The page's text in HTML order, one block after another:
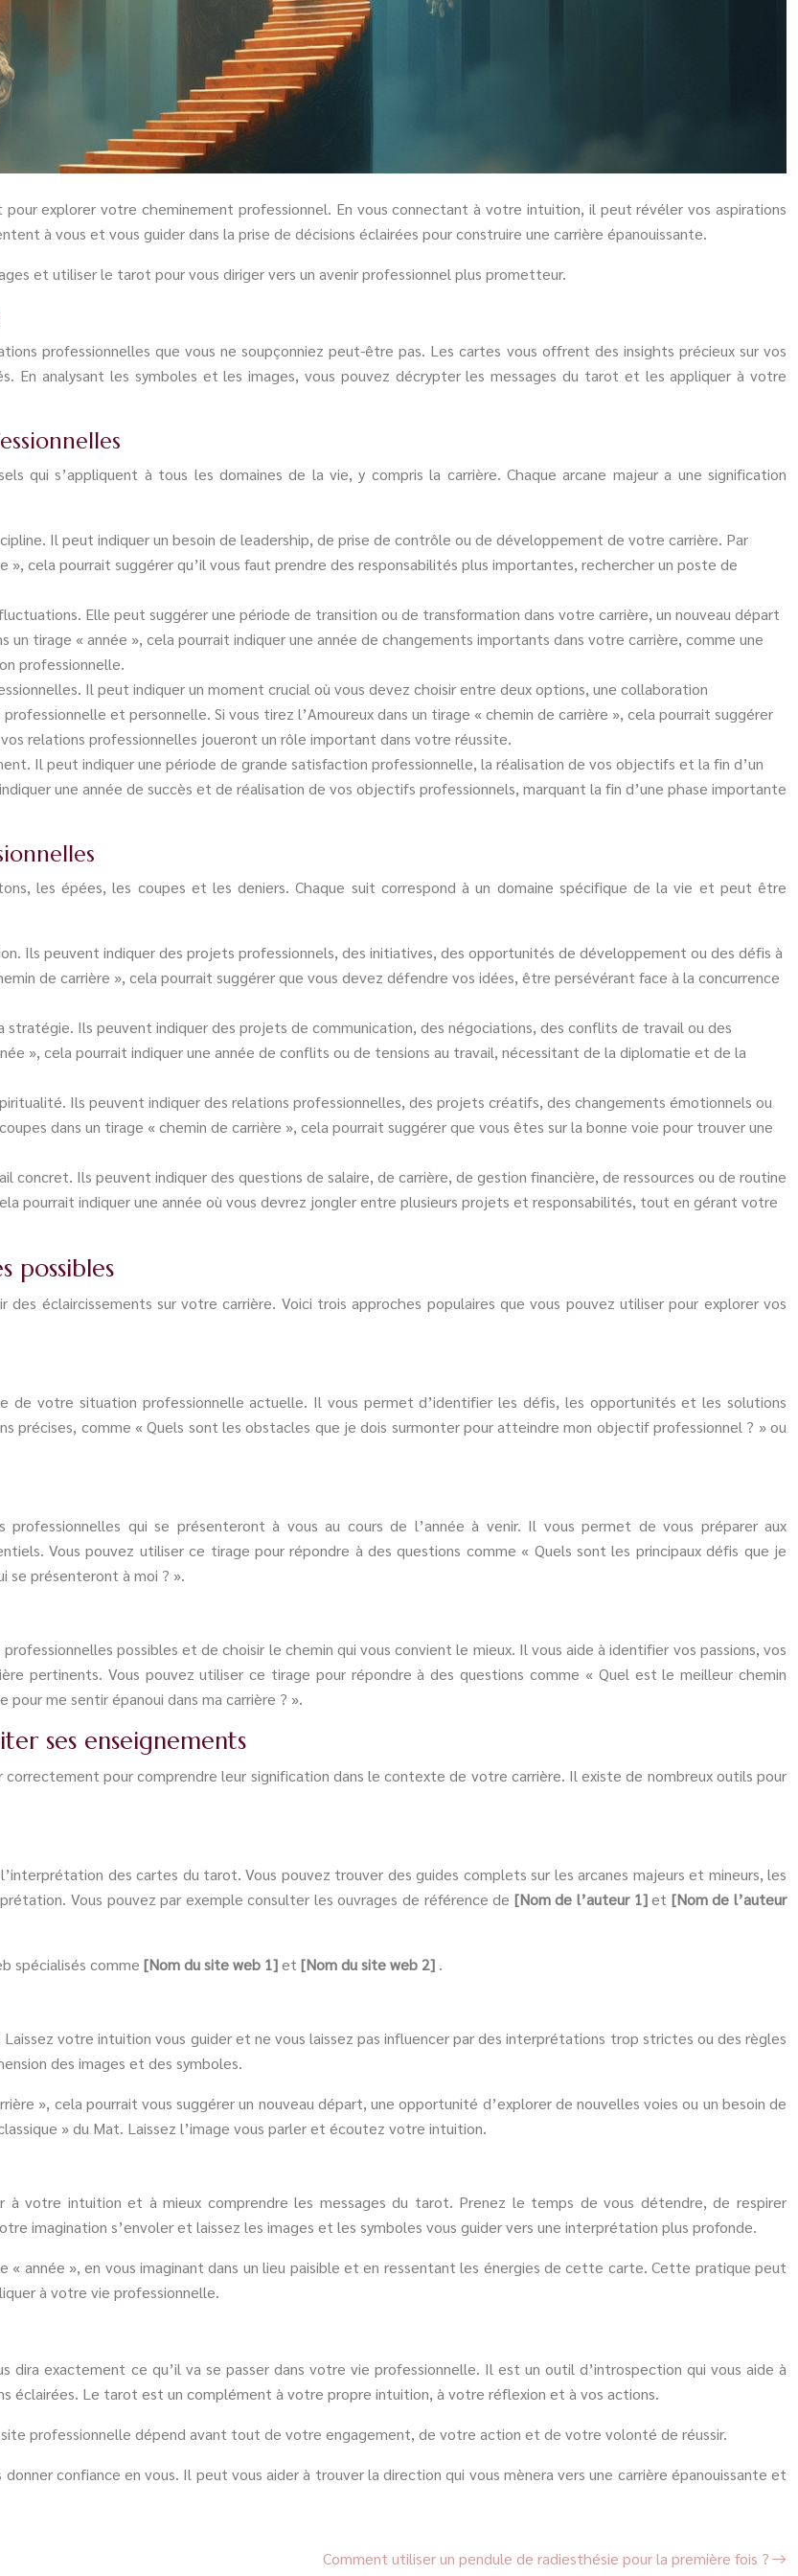
explorer votre cheminement professionnel. En vous connectant à votre intuition, il peut révéler vos aspirations
à vous et vous guider dans la prise de décisions éclairées pour construire une carrière épanouissante.
et utiliser le tarot pour vous diriger vers un avenir professionnel plus prometteur.
professionnelles que vous ne soupçonniez peut-être pas. Les cartes vous offrent des insights précieux sur vos
En analysant les symboles et les images, vous pouvez décrypter les messages du tarot et les appliquer à votre
qui s’appliquent à tous les domaines de la vie, y compris la carrière. Chaque arcane majeur a une signification
Il peut indiquer un besoin de leadership, de prise de contrôle ou de développement de votre carrière. Par
», cela pourrait suggérer qu’il vous faut prendre des responsabilités plus importantes, rechercher un poste de
Elle peut suggérer une période de transition ou de transformation dans votre carrière, un nouveau départ
tirage « année », cela pourrait indiquer une année de changements importants dans votre carrière, comme une
professionnelle.
Il peut indiquer un moment crucial où vous devez choisir entre deux options, une collaboration
et personnelle. Si vous tirez l’Amoureux dans un tirage « chemin de carrière », cela pourrait suggérer
relations professionnelles joueront un rôle important dans votre réussite.
Il peut indiquer une période de grande satisfaction professionnelle, la réalisation de vos objectifs et la fin d’un
une année de succès et de réalisation de vos objectifs professionnels, marquant la fin d’une phase importante
les épées, les coupes et les deniers. Chaque suit correspond à un domaine spécifique de la vie et peut être
Ils peuvent indiquer des projets professionnels, des initiatives, des opportunités de développement ou des défis à
de carrière », cela pourrait suggérer que vous devez défendre vos idées, être persévérant face à la concurrence
Ils peuvent indiquer des projets de communication, des négociations, des conflits de travail ou des
», cela pourrait indiquer une année de conflits ou de tensions au travail, nécessitant de la diplomatie et de la
Ils peuvent indiquer des relations professionnelles, des projets créatifs, des changements émotionnels ou
dans un tirage « chemin de carrière », cela pourrait suggérer que vous êtes sur la bonne voie pour trouver une
Ils peuvent indiquer des questions de salaire, de carrière, de gestion financière, de ressources ou de routine
pourrait indiquer une année où vous devrez jongler entre plusieurs projets et responsabilités, tout en gérant votre
possibles
éclaircissements sur votre carrière. Voici trois approches populaires que vous pouvez utiliser pour explorer vos
de votre situation professionnelle actuelle. Il vous permet d’identifier les défis, les opportunités et les solutions
précises, comme « Quels sont les obstacles que je dois surmonter pour atteindre mon objectif professionnel ? » ou
qui se présenteront à vous au cours de l’année à venir. Il vous permet de vous préparer aux
Vous pouvez utiliser ce tirage pour répondre à des questions comme « Quels sont les principaux défis que je
se présenteront à moi ? ».
possibles et de choisir le chemin qui vous convient le mieux. Il vous aide à identifier vos passions, vos
pertinents. Vous pouvez utiliser ce tirage pour répondre à des questions comme « Quel est le meilleur chemin
me sentir épanoui dans ma carrière ? ».
ses enseignements
pour comprendre leur signification dans le contexte de votre carrière. Il existe de nombreux outils pour
des cartes du tarot. Vous pouvez trouver des guides complets sur les arcanes majeurs et mineurs, les
Vous pouvez par exemple consulter les ouvrages de référence de [Nom de l’auteur 1]et [Nom de l’auteur
spécialisés comme [Nom du site web 1]et [Nom du site web 2] .
votre intuition vous guider et ne vous laissez pas influencer par des interprétations trop strictes ou des règles
des images et des symboles.
», cela pourrait vous suggérer un nouveau départ, une opportunité d’explorer de nouvelles voies ou un besoin de
» du Mat. Laissez l’image vous parler et écoutez votre intuition.
votre intuition et à mieux comprendre les messages du tarot. Prenez le temps de vous détendre, de respirer
imagination s’envoler et laissez les images et les symboles vous guider vers une interprétation plus profonde.
« année », en vous imaginant dans un lieu paisible et en ressentant les énergies de cette carte. Cette pratique peut
à votre vie professionnelle.
exactement ce qu’il va se passer dans votre vie professionnelle. Il est un outil d’introspection qui vous aide à
éclairées. Le tarot est un complément à votre propre intuition, à votre réflexion et à vos actions.
professionnelle dépend avant tout de votre engagement, de votre action et de votre volonté de réussir.
confiance en vous. Il peut vous aider à trouver la direction qui vous mènera vers une carrière épanouissante et
Comment utiliser un pendule de radiesthésie pour la première fois ?